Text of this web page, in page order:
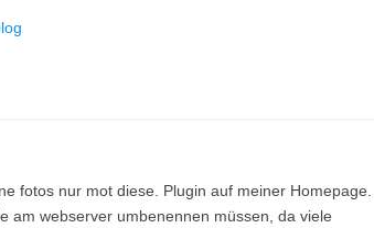
fotos nur mot diese. Plugin auf meiner Homepage.
am webserver umbenennen müssen, da viele